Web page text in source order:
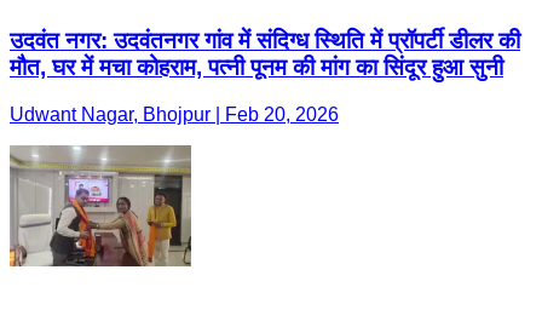
उदवंत नगर: उदवंतनगर गांव में संदिग्ध स्थिति में प्रॉपर्टी डीलर की
मौत, घर में मचा कोहराम, पत्नी पूनम की मांग का सिंदूर हुआ सुनी
Udwant Nagar, Bhojpur | Feb 20, 2026